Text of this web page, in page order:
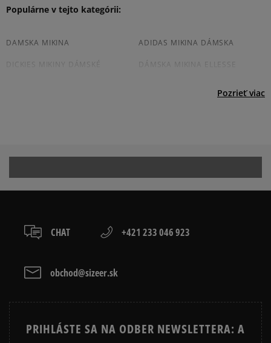
boxy: Z-BOX),
slovenská pošta - na adresu,
Dostupné spôsoby platby:
prevod,
Product.Safety.EMEA@nike.com
Produkt nemá žiadne recenzie
Populárne v tejto kategórii:
DAMSKA MIKINA ADIDAS MIKINA DÁMSKA
DICKIES MIKINY DÁMSKÉ DÁMSKA MIKINA ELLESSE
ZELENÁ MIKINA DÁMSKA MODRÁ MIKINA DAMSKA
NIKE FLEECE NIKE TECH FLEECE
Pozrieť viac
CHAT +421 233 046 923
obchod@sizeer.sk
PRIHLÁSTE SA NA ODBER NEWSLETTERA: A